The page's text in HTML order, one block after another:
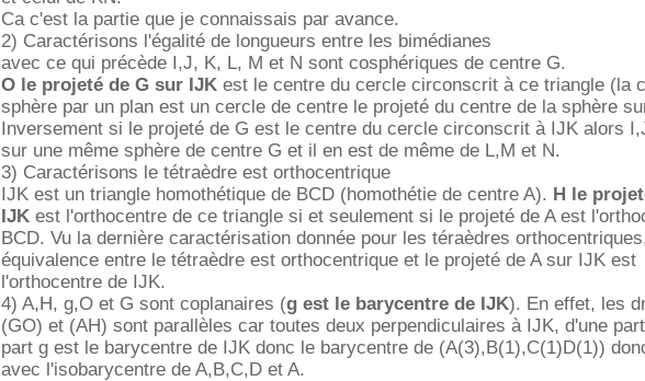
Ca c'est la partie que je connaissais par avance.
2) Caractérisons l'égalité de longueurs entre les bimédianes
avec ce qui précède I,J, K, L, M et N sont cosphériques de centre G.
O le projeté de G sur IJK est le centre du cercle circonscrit à ce triangle (la
sphère par un plan est un cercle de centre le projeté du centre de la sphère
Inversement si le projeté de G est le centre du cercle circonscrit à IJK alors
sur une même sphère de centre G et il en est de même de L,M et N.
3) Caractérisons le tétraèdre est orthocentrique
IJK est un triangle homothétique de BCD (homothétie de centre A). H le
IJK est l'orthocentre de ce triangle si et seulement si le projeté de A est
BCD. Vu la dernière caractérisation donnée pour les téraèdres
équivalence entre le tétraèdre est orthocentrique et le projeté de A sur IJK est
l'orthocentre de IJK.
4) A,H, g,O et G sont coplanaires (g est le barycentre de IJK). En effet, les
(GO) et (AH) sont parallèles car toutes deux perpendiculaires à IJK, d'une
part g est le barycentre de IJK donc le barycentre de (A(3),B(1),C(1)D(1))
avec l'isobarycentre de A,B,C,D et A.